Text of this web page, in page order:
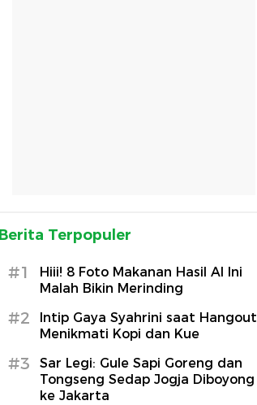
Berita Terpopuler
#1
Hiii! 8 Foto Makanan Hasil AI Ini
Malah Bikin Merinding
#2
Intip Gaya Syahrini saat Hangout
Menikmati Kopi dan Kue
#3
Sar Legi: Gule Sapi Goreng dan
Tongseng Sedap Jogja Diboyong
ke Jakarta